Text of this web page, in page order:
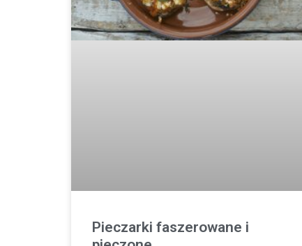
Pieczarki faszerowane i